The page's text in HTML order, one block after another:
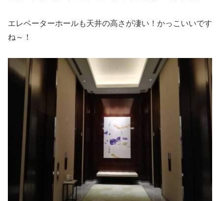
エレベーターホールも天井の高さが凄い！かっこいいです
ね～！